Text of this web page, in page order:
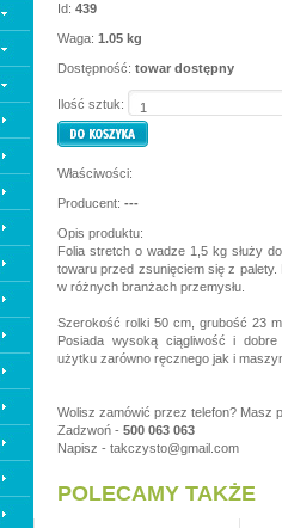
Id: 439
Waga: 1.05 kg
Dostępność: towar dostępny
Ilość sztuk:
Właściwości:
Producent: ---
Opis produktu:
Folia stretch o wadze 1,5 kg służy
towaru przed zsunięciem się z
w różnych branżach przemysłu.
Szerokość rolki 50 cm, grubość 23
Posiada wysoką ciągliwość i
użytku zarówno ręcznego jak i
Wolisz zamówić przez telefon? Masz
Zadzwoń - 500 063 063
Napisz - takczysto@gmail.com
POLECAMY TAKŻE